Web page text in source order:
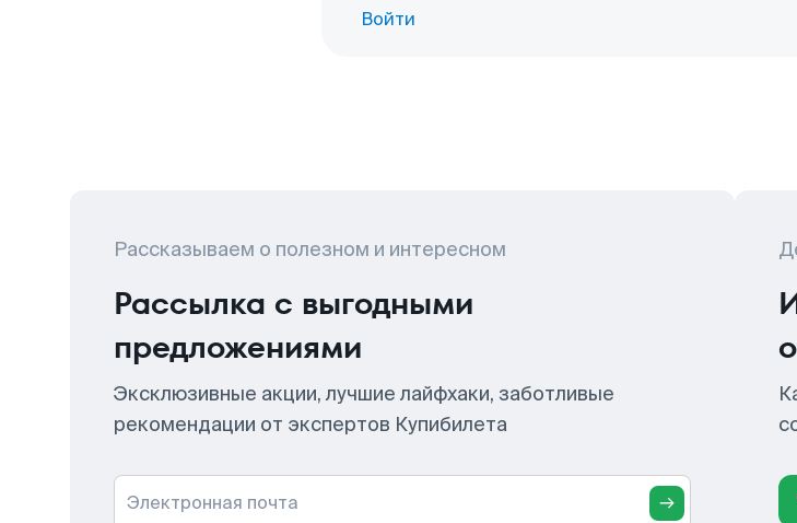
Войти
Рассказываем о полезном и интересном
Рассылка с выгодными
предложениями
Эксклюзивные акции, лучшие лайфхаки, заботливые
рекомендации от экспертов Купибилета
Электронная почта